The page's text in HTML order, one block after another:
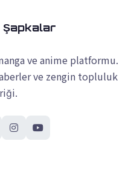
Şapkalar
ve anime platformu.
ve zengin topluluk